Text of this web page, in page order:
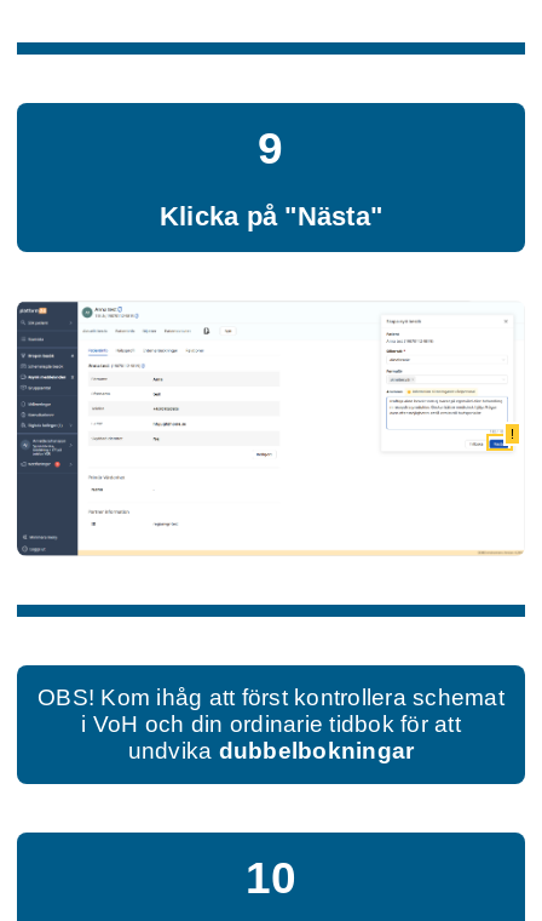
9
Klicka på "Nästa"
!
OBS! Kom ihåg att först kontrollera schemat
i VoH och din ordinarie tidbok för att
undvika dubbelbokningar
10